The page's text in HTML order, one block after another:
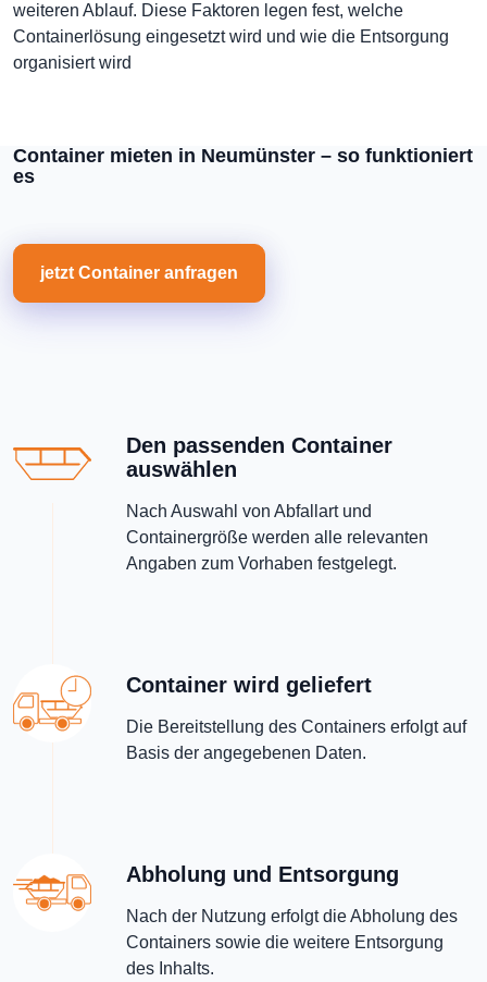
weiteren Ablauf. Diese Faktoren legen fest, welche
Containerlösung eingesetzt wird und wie die Entsorgung
organisiert wird
Container mieten in Neumünster – so funktioniert
es
jetzt Container anfragen
Den passenden Container
auswählen
Nach Auswahl von Abfallart und
Containergröße werden alle relevanten
Angaben zum Vorhaben festgelegt.
Container wird geliefert
Die Bereitstellung des Containers erfolgt auf
Basis der angegebenen Daten.
Abholung und Entsorgung
Nach der Nutzung erfolgt die Abholung des
Containers sowie die weitere Entsorgung
des Inhalts.